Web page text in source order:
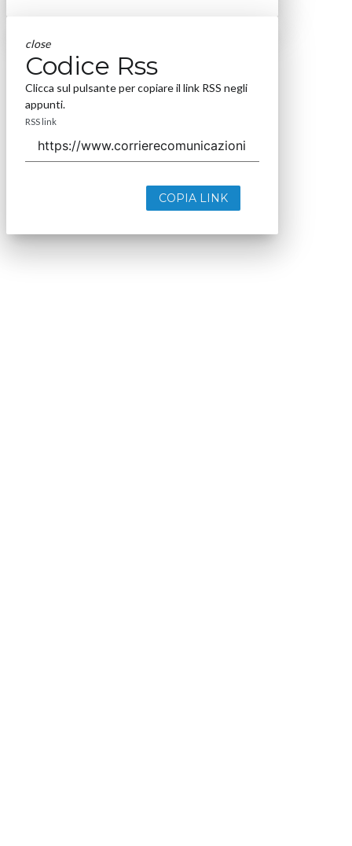
close
Codice Rss
Clicca sul pulsante per copiare il link RSS negli
appunti.
RSS link
COPIA LINK